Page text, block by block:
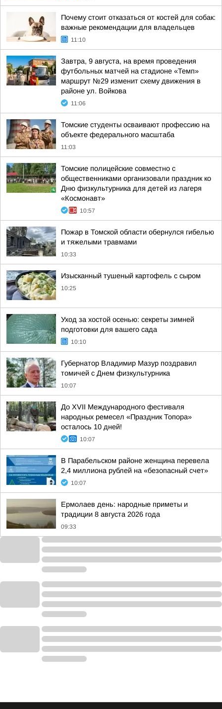
Почему стоит отказаться от костей для собак:
важные рекомендации для владельцев
11:10
Завтра, 9 августа, на время проведения
футбольных матчей на стадионе «Темп»
маршрут №29 изменит схему движения в
районе ул. Войкова
11:06
Томские студенты осваивают профессию на
объекте федерального масштаба
11:03
Томские полицейские совместно с
общественниками организовали праздник ко
Дню физкультурника для детей из лагеря
«Космонавт»
10:57
Пожар в Томской области обернулся гибелью
и тяжелыми травмами
10:33
Изысканный тушеный картофель с сыром
10:25
Уход за хостой осенью: секреты зимней
подготовки для вашего сада
10:10
Губернатор Владимир Мазур поздравил
томичей с Днем физкультурника
10:07
До XVII Международного фестиваля
народных ремесел «Праздник Топора»
осталось 10 дней!
10:07
В Парабельском районе женщина перевела
2,4 миллиона рублей на «безопасный счет»
10:07
Ермолаев день: народные приметы и
традиции 8 августа 2026 года
09:33